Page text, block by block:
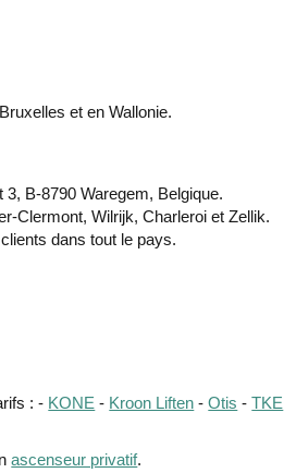
et en Wallonie.
B-8790 Waregem, Belgique.
Clermont, Wilrijk, Charleroi et Zellik.
dans tout le pays.
: - KONE - Kroon Liften -Otis -TKE
ascenseur privatif.